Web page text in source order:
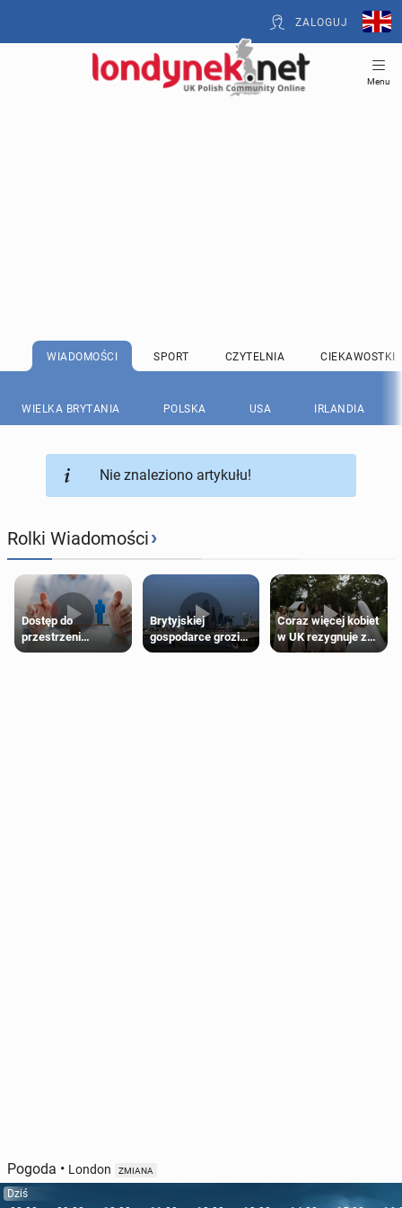
ZALOGUJ
Menu
WIADOMOŚCI SPORT CZYTELNIA CIEKAWOSTKI
WIELKA BRYTANIA POLSKA USA IRLANDIA
Nie znaleziono artykułu!
Rolki Wiadomości›
Dostęp do
przestrzeni
przeznaczonych
Brytyjskiej
gospodarce grozi
recesja, jeśli
Coraz więcej kobiet
w UK rezygnuje z
roli druhny na
Pogoda • London ZMIANA
Dziś